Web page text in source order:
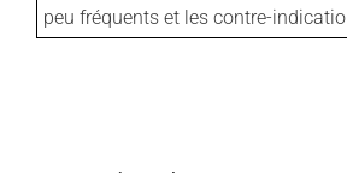
peu fréquents et les contre-